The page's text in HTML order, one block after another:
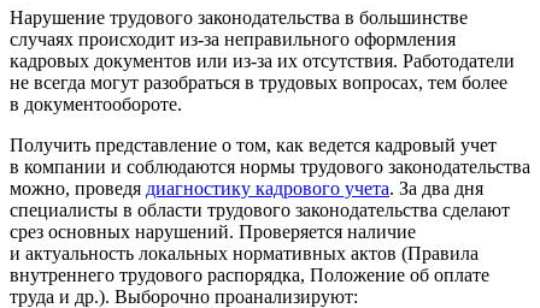
Нарушение трудового законодательства в большинстве
случаях происходит из-за неправильного оформления
кадровых документов или из-за их отсутствия. Работодатели
не всегда могут разобраться в трудовых вопросах, тем более
в документообороте.
Получить представление о том, как ведется кадровый учет
в компании и соблюдаются нормы трудового законодательства
можно, проведя диагностику кадрового учета. За два дня
специалисты в области трудового законодательства сделают
срез основных нарушений. Проверяется наличие
и актуальность локальных нормативных актов (Правила
внутреннего трудового распорядка, Положение об оплате
труда и др.). Выборочно проанализируют: